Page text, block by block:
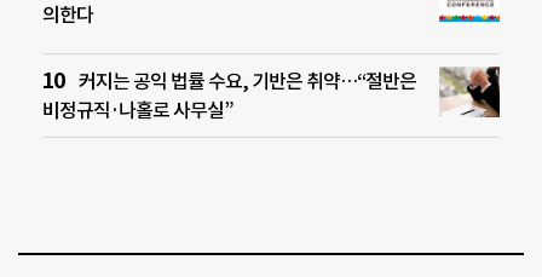
의한다
커지는 공익 법률 수요, 기반은 취약…“절반은
비정규직·나홀로 사무실”